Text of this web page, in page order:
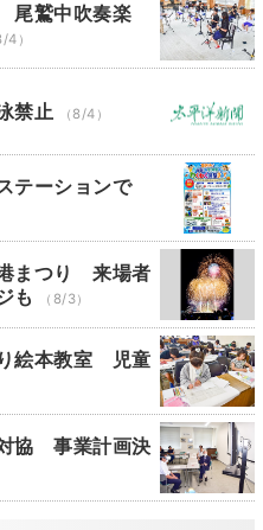
鷲中吹奏楽
4）
禁止 （8/4）
テーションで
まつり 来場者
も
（8/3）
絵本教室 児童
協 事業計画決